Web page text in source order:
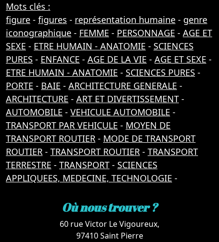
Mots clés :
figure - figures - représentation humaine - genre
iconographique - FEMME - PERSONNAGE - AGE ET
SEXE - ETRE HUMAIN - ANATOMIE - SCIENCES
PURES - ENFANCE - AGE DE LA VIE - AGE ET SEXE -
ETRE HUMAIN - ANATOMIE - SCIENCES PURES -
PORTE - BAIE - ARCHITECTURE GENERALE -
ARCHITECTURE - ART ET DIVERTISSEMENT -
AUTOMOBILE - VEHICULE AUTOMOBILE -
TRANSPORT PAR VEHICULE - MOYEN DE
TRANSPORT ROUTIER - MODE DE TRANSPORT
ROUTIER - TRANSPORT ROUTIER - TRANSPORT
TERRESTRE - TRANSPORT - SCIENCES
APPLIQUEES, MEDECINE, TECHNOLOGIE -
Où nous trouver ?
60 rue Victor Le Vigoureux,
97410 Saint Pierre